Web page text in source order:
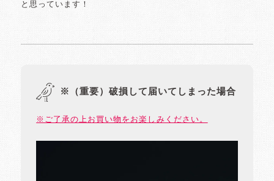
と思っています！
※（重要）破損して届いてしまった場合
※ご了承の上お買い物をお楽しみください。